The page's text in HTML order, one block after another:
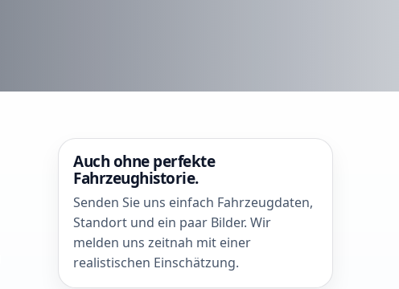
Auch ohne perfekte
Fahrzeughistorie.
Senden Sie uns einfach Fahrzeugdaten,
Standort und ein paar Bilder. Wir
melden uns zeitnah mit einer
realistischen Einschätzung.